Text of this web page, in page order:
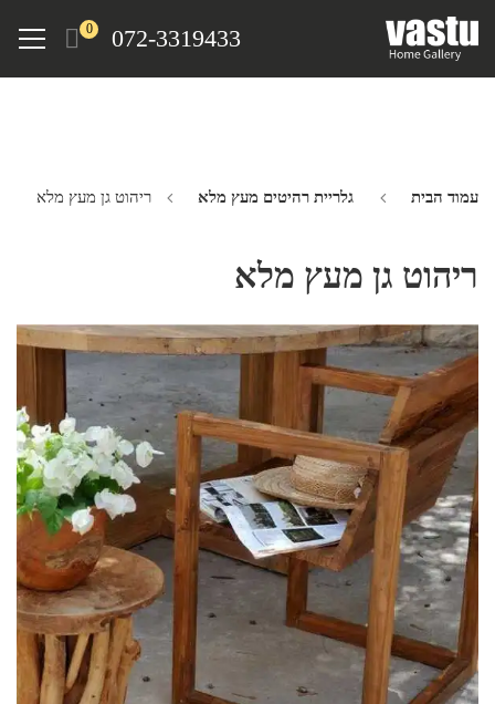
072-3319433
0
Menu
עמוד הבית גלריית רהיטים מעץ מלא ריהוט גן מעץ מלא
ריהוט גן מעץ מלא